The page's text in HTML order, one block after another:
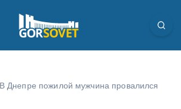
В Днепре пожилой мужчина провалился